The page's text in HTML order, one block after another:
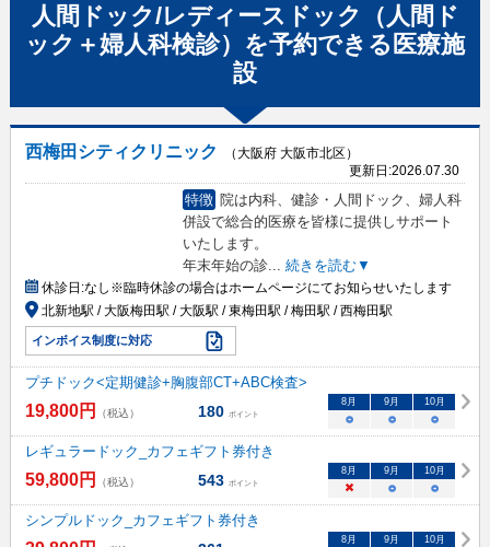
人間ドック/レディースドック（人間ド
ック＋婦人科検診） を予約できる 医療施
設
西梅田シティクリニック
（大阪府 大阪市北区）
更新日:2026.07.30
特徴 院は内科、健診・人間ドック、婦人科
併設で総合的医療を皆様に提供しサポート
いたします。
年末年始の診... 続きを読む▼
休診日:なし※臨時休診の場合はホームページにてお知らせいたします
北新地駅 / 大阪梅田駅 / 大阪駅 / 東梅田駅 / 梅田駅 / 西梅田駅
インボイス制度に対応
プチドック<定期健診+胸腹部CT+ABC検査>
19,800円 （税込） 180 ポイント
8 月 9 月 10月
○ ○ ○
レギュラードック_カフェギフト券付き
59,800円 （税込） 543 ポイント
8 月 9 月 10月
× ○ ○
シンプルドック_カフェギフト券付き
8 月 9 月 10月